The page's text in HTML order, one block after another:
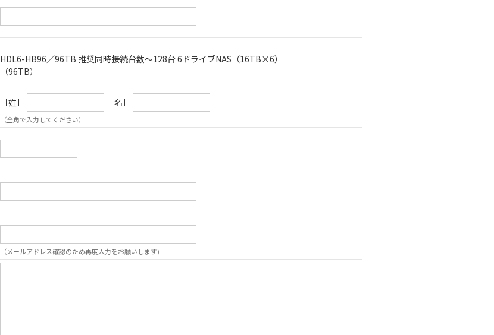
HDL6-HB96／96TB 推奨同時接続台数～128台 6ドライブNAS（16TB×6）
（96TB）
［姓］ ［名］
（全角で入力してください）
（メールアドレス確認のため再度入力をお願いします)